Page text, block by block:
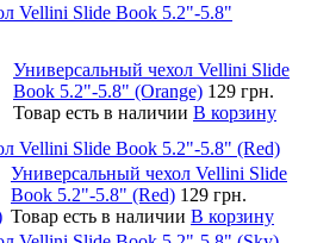
Vellini Slide Book 5.2"-5.8"
Универсальный чехол Vellini Slide
Book 5.2"-5.8" (Orange) 129 грн.
Товар есть в наличии В корзину
Vellini Slide Book 5.2"-5.8" (Red)
Универсальный чехол Vellini Slide
Book 5.2"-5.8" (Red) 129 грн.
Товар есть в наличии В корзину